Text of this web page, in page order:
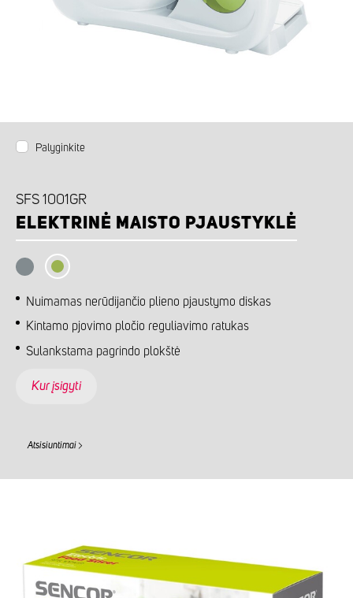
Palyginkite
SFS 1001GR
ELEKTRINĖ MAISTO PJAUSTYKLĖ
Nuimamas nerūdijančio plieno pjaustymo diskas
Kintamo pjovimo pločio reguliavimo ratukas
Sulankstama pagrindo plokštė
Kur įsigyti
Atsisiuntimai